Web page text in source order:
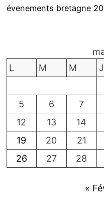
évenements bretagne
L
M M J
5
6 7
12
13 14
19
20 21
26
27 28
«